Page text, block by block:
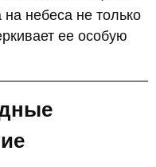
небеса не только
ее особую